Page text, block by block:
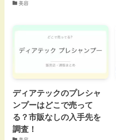
美容
ディアテックのプレシャ
ンプーはどこで売って
る？市販なしの入手先を
調査！